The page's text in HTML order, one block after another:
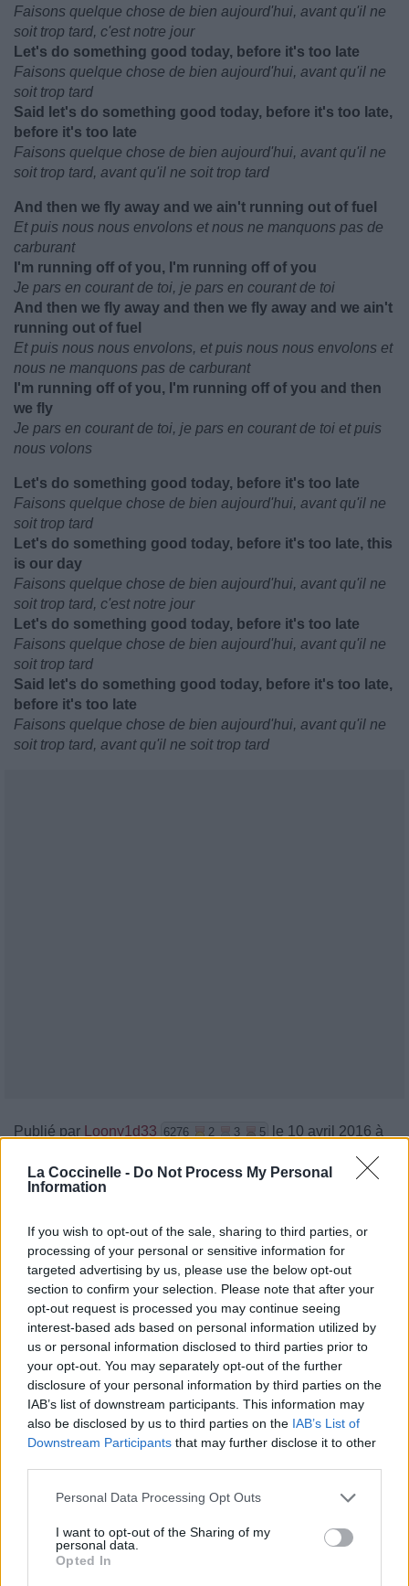
La Coccinelle - Do Not Process My Personal
Information
If you wish to opt-out of the sale, sharing to third parties, or
processing of your personal or sensitive information for
targeted advertising by us, please use the below opt-out
section to confirm your selection. Please note that after your
opt-out request is processed you may continue seeing
interest-based ads based on personal information utilized by
us or personal information disclosed to third parties prior to
your opt-out. You may separately opt-out of the further
disclosure of your personal information by third parties on the
IAB’s list of downstream participants. This information may
also be disclosed by us to third parties on the IAB’s List of
Downstream Participants that may further disclose it to other
Personal Data Processing Opt Outs
I want to opt-out of the Sharing of my
personal data.
Opted In
Faisons quelque chose de bien aujourd'hui, avant qu'il ne
soit trop tard, c'est notre jour
Let's do something good today, before it's too late
Faisons quelque chose de bien aujourd'hui, avant qu'il ne
soit trop tard
Said let's do something good today, before it's too late,
before it's too late
Faisons quelque chose de bien aujourd'hui, avant qu'il ne
soit trop tard, avant qu'il ne soit trop tard
And then we fly away and we ain't running out of fuel
Et puis nous nous envolons et nous ne manquons pas de
carburant
I'm running off of you, I'm running off of you
Je pars en courant de toi, je pars en courant de toi
And then we fly away and then we fly away and we ain't
running out of fuel
Et puis nous nous envolons, et puis nous nous envolons et
nous ne manquons pas de carburant
I'm running off of you, I'm running off of you and then
we fly
Je pars en courant de toi, je pars en courant de toi et puis
nous volons
Let's do something good today, before it's too late
Faisons quelque chose de bien aujourd'hui, avant qu'il ne
soit trop tard
Let's do something good today, before it's too late, this
is our day
Faisons quelque chose de bien aujourd'hui, avant qu'il ne
soit trop tard, c'est notre jour
Let's do something good today, before it's too late
Faisons quelque chose de bien aujourd'hui, avant qu'il ne
soit trop tard
Said let's do something good today, before it's too late,
before it's too late
Faisons quelque chose de bien aujourd'hui, avant qu'il ne
soit trop tard, avant qu'il ne soit trop tard
Publié par Loony1d33 6276 2 3 5
le 10 avril 2016 à
Paroles + Traduction Téléchargement
Vidéos
Commentaires
Pour prolonger le plaisir musical :
Télécharger légalement les MP3 ou trouver le CD sur
Trouver des vinyles et des CD sur
Trouver un instrument de musique ou une partition au